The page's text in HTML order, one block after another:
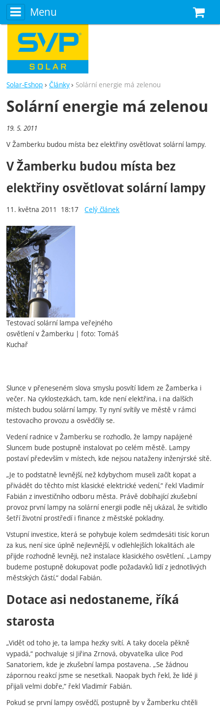
Menu
Solar-Eshop Články Solární energie má zelenou
Solární energie má zelenou
19. 5. 2011
V Žamberku budou místa bez elektřiny osvětlovat solární lampy.
V Žamberku budou místa bez
elektřiny osvětlovat solární lampy
11. května 2011 18:17Celý článek
Testovací solární lampa veřejného
osvětlení v Žamberku | foto: Tomáš
Kuchař
Slunce v přeneseném slova smyslu posvítí lidem ze Žamberka i
večer. Na cyklostezkách, tam, kde není elektřina, i na dalších
místech budou solární lampy. Ty nyní svítily ve městě v rámci
testovacího provozu a osvědčily se.
Vedení radnice v Žamberku se rozhodlo, že lampy napájené
Sluncem bude postupně instalovat po celém městě. Lampy
postaví především v místech, kde nejsou nataženy inženýrské sítě.
„Je to podstatně levnější, než kdybychom museli začít kopat a
přivádět do těchto míst klasické elektrické vedení,“ řekl Vladimír
Fabián z investičního odboru města. Právě dobíhající zkušební
provoz první lampy na solární energii podle něj ukázal, že svítidlo
šetří životní prostředí i finance z městské pokladny.
Vstupní investice, která se pohybuje kolem sedmdesáti tisíc korun
za kus, není sice úplně nejlevnější, v odlehlejších lokalitách ale
přijde rozhodně levněji, než instalace klasického osvětlení. „Lampy
budeme postupně dokupovat podle požadavků lidí z jednotlivých
městských částí,“ dodal Fabián.
Dotace asi nedostaneme, říká
starosta
„Vidět od toho je, ta lampa hezky svítí. A taky docela pěkně
vypadá,“ pochvaluje si Jiřina Zrnová, obyvatelka ulice Pod
Sanatoriem, kde je zkušební lampa postavena. „Se žádnou
zápornou reakcí jsme se nesetkali. Naopak bych řekl, že lidé ji
přijali velmi dobře,“ řekl Vladimír Fabián.
Pokud se první lampy osvědčí, postupně by v Žamberku chtěli